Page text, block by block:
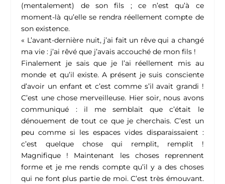
(mentalement) de son fils ; ce n’est qu’à ce
moment-là qu’elle se rendra réellement compte de
son existence.
« L’avant-dernière nuit, j’ai fait un rêve qui a changé
ma vie : j’ai rêvé que j’avais accouché de mon fils !
Finalement je sais que je l’ai réellement mis au
monde et qu’il existe. A présent je suis consciente
d’avoir un enfant et c’est comme s’il avait grandi !
C’est une chose merveilleuse. Hier soir, nous avons
communiqué : il me semblait que c’était le
dénouement de tout ce que je cherchais. C’est un
peu comme si les espaces vides disparaissaient :
c’est quelque chose qui remplit, remplit !
Magnifique ! Maintenant les choses reprennent
forme et je me rends compte qu’il y a des choses
qui ne font plus partie de moi. C’est très émouvant.